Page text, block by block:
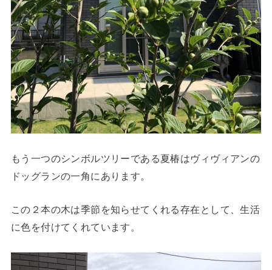
もう一つのシンボルツリーである夏椿はヴィヴィアンの
ドッグランの一角にあります。
この２本の木は季節を知らせてくれる存在として、生活
に色を付けてくれています。